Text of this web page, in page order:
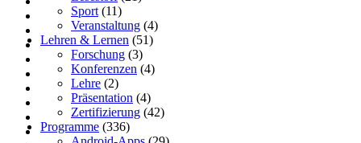
Sport (11)
Veranstaltung (4)
Lehren & Lernen (51)
Forschung (3)
Konferenzen (4)
Lehre (2)
Präsentation (4)
Zertifizierung (42)
Programme (336)